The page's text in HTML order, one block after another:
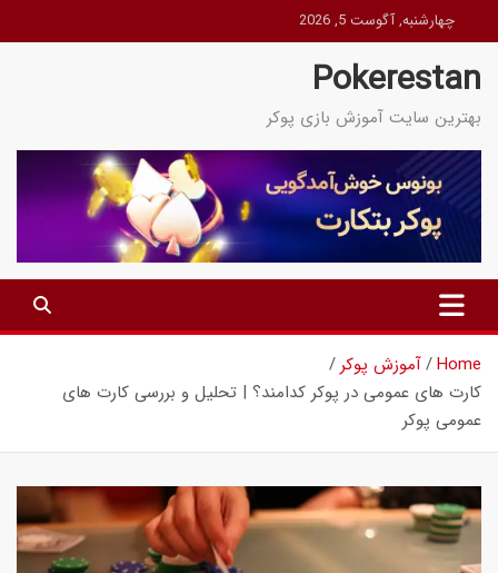
to
content
چهارشنبه, آگوست 5, 2026
Pokerestan
بهترین سایت آموزش بازی پوکر
Home آموزش پوکر
کارت های عمومی در پوکر کدامند؟ | تحلیل و بررسی کارت های
عمومی پوکر